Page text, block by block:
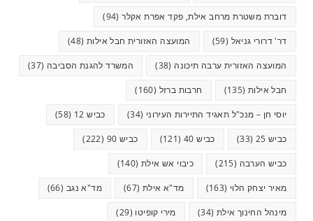
דוברת משטרת מרחב אילת, פקד אפרת אקלר(94)
דר' דרורי גניאל (59) המועצה האזורית חבל אילות (48)
המועצה האזורית ערבה תיכונה (38) המשרד להגנת הסביבה (37)
חבל אילות (135) חרבות ברזל (160)
יוסי חן – מנכ"ל תאגיד התיירות העירוני (34) כביש 12 (58)
כביש 25 (33) כביש 40 (121) כביש 90 (222)
כביש הערבה (215) כיבוי אש אילת (140)
מאיר יצחק הלוי (163) מד"א אילת (67) מד"א נגב (66)
מינהל החינוך אילת (34) מירי קופיטו (29)